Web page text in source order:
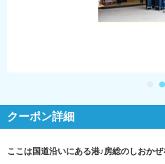
クーポン詳細
ここは国道沿いにある港♪房総のしおかぜ